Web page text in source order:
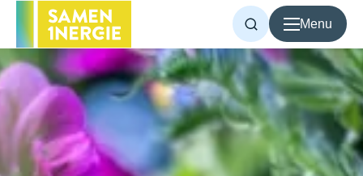
Menu
Voor inwoners
Voor bedrijven